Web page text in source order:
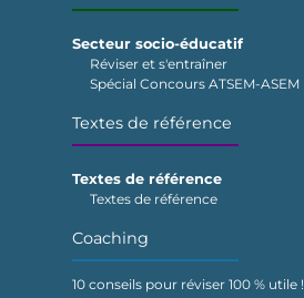
Secteur socio-éducatif
Réviser et s'entraîner
Spécial Concours ATSEM-ASEM
Textes de référence
Textes de référence
Textes de référence
Coaching
10 conseils pour réviser 100 % utile !